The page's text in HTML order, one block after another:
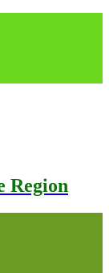
Region